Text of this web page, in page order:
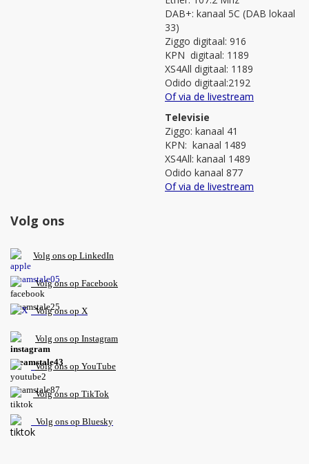
DAB+: kanaal 5C (DAB lokaal
33)
Ziggo digitaal: 916
KPN digitaal: 1189
XS4All digitaal: 1189
Odido digitaal:2192
Of via de livestream
Televisie
Ziggo: kanaal 41
KPN: kanaal 1489
XS4All: kanaal 1489
Odido kanaal 877
Of via de livestream
Volg ons
Volg ons op LinkedIn
Volg ons op Facebook
Volg ons op X
Volg ons op Instagram
Volgons op YouTube
Volg ons op TikTok
Volg ons op Bluesky